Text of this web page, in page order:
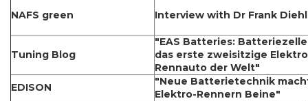
NAFS green Interview with Dr Frank Diehl
Tuning Blog
"EAS Batteries:
das erste zweisitzige
Rennauto der Welt"
EDISON
"Neue Batterietechnik
Elektro-Rennern Beine"